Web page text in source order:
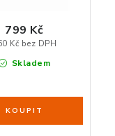
Skladem
Kč bez DPH
799 Kč